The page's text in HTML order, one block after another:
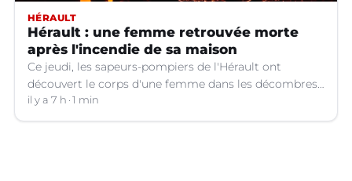
HÉRAULT
Hérault : une femme retrouvée morte
après l'incendie de sa maison
Ce jeudi, les sapeurs-pompiers de l'Hérault ont
découvert le corps d'une femme dans les décombres
de sa maison qui avait pris feu à Cazouls-lès-Béziers
(Hérault).
il y a 7 h 1 min